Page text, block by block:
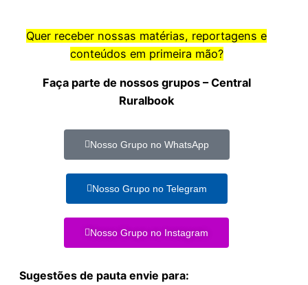
Quer receber nossas matérias, reportagens e
conteúdos em primeira mão?
Faça parte de nossos grupos – Central
Ruralbook
Nosso Grupo no WhatsApp
Nosso Grupo no Telegram
Nosso Grupo no Instagram
Sugestões de pauta envie para: